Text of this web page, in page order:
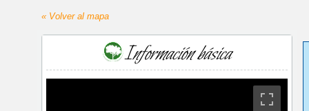
« Volver al mapa
Información básica